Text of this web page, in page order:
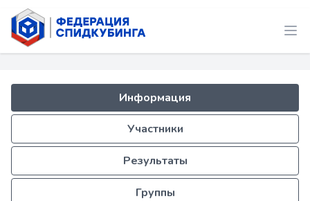
Информация
Участники
Результаты
Группы